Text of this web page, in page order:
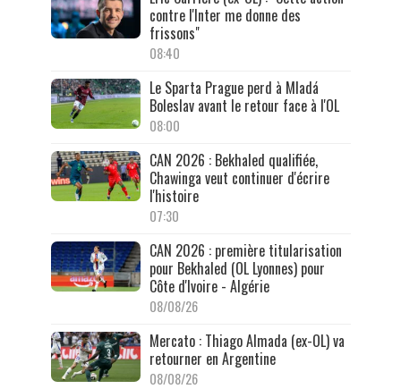
contre l'Inter me donne des
frissons"
08:40
Le Sparta Prague perd à Mladá
Boleslav avant le retour face à l'OL
08:00
CAN 2026 : Bekhaled qualifiée,
Chawinga veut continuer d'écrire
l'histoire
07:30
CAN 2026 : première titularisation
pour Bekhaled (OL Lyonnes) pour
Côte d'Ivoire - Algérie
08/08/26
Mercato : Thiago Almada (ex-OL) va
retourner en Argentine
08/08/26